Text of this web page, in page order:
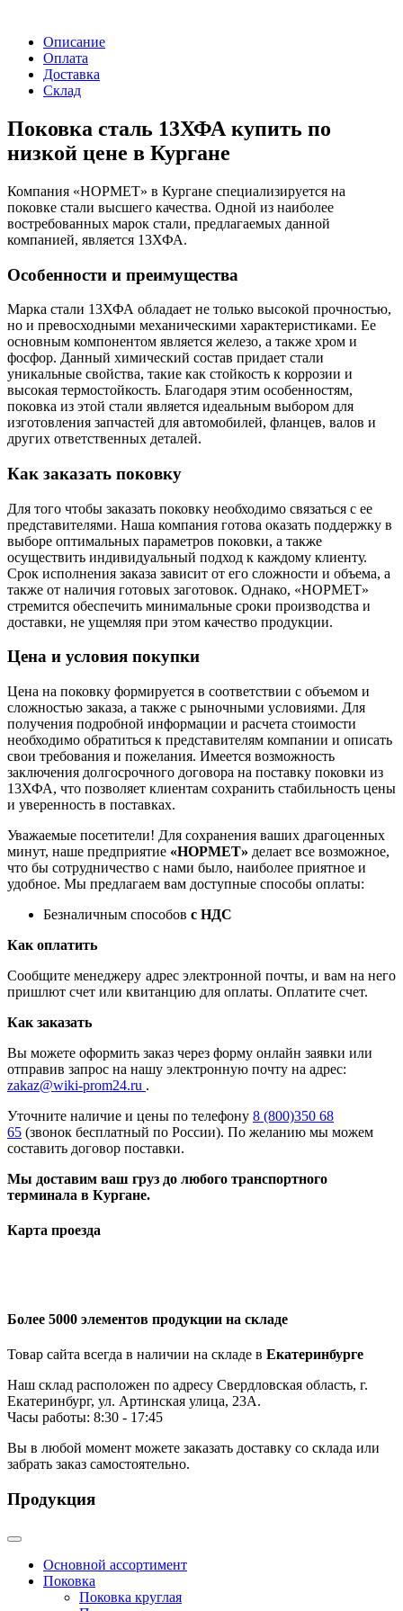
Описание
Оплата
Доставка
Склад
Поковка сталь 13ХФА купить по
низкой цене в Кургане
Компания «НОРМЕТ» в Кургане специализируется на
поковке стали высшего качества. Одной из наиболее
востребованных марок стали, предлагаемых данной
компанией, является 13ХФА.
Особенности и преимущества
Марка стали 13ХФА обладает не только высокой прочностью,
но и превосходными механическими характеристиками. Ее
основным компонентом является железо, а также хром и
фосфор. Данный химический состав придает стали
уникальные свойства, такие как стойкость к коррозии и
высокая термостойкость. Благодаря этим особенностям,
поковка из этой стали является идеальным выбором для
изготовления запчастей для автомобилей, фланцев, валов и
других ответственных деталей.
Как заказать поковку
Для того чтобы заказать поковку необходимо связаться с ее
представителями. Наша компания готова оказать поддержку в
выборе оптимальных параметров поковки, а также
осуществить индивидуальный подход к каждому клиенту.
Срок исполнения заказа зависит от его сложности и объема, а
также от наличия готовых заготовок. Однако, «НОРМЕТ»
стремится обеспечить минимальные сроки производства и
доставки, не ущемляя при этом качество продукции.
Цена и условия покупки
Цена на поковку формируется в соответствии с объемом и
сложностью заказа, а также с рыночными условиями. Для
получения подробной информации и расчета стоимости
необходимо обратиться к представителям компании и описать
свои требования и пожелания. Имеется возможность
заключения долгосрочного договора на поставку поковки из
13ХФА, что позволяет клиентам сохранить стабильность цены
и уверенность в поставках.
Уважаемые посетители! Для сохранения ваших драгоценных
минут, наше предприятие «НОРМЕТ» делает все возможное,
что бы сотрудничество с нами было, наиболее приятное и
удобное. Мы предлагаем вам доступные способы оплаты:
Безналичным способов с НДС
Как оплатить
Сообщите менеджеру адрес электронной почты, и вам на него
пришлют счет или квитанцию для оплаты. Оплатите счет.
Как заказать
Вы можете оформить заказ через форму онлайн заявки или
отправив запрос на нашу электронную почту на адрес:
zakaz@wiki-prom24.ru .
Уточните наличие и цены по телефону 8 (800)350 68
65 (звонок бесплатный по России). По желанию мы можем
составить договор поставки.
Мы доставим ваш груз до любого транспортного
терминала в Кургане.
Карта проезда
Более 5000 элементов продукции на складе
Товар сайта всегда в наличии на складе в Екатеринбурге
Наш склад расположен по адресу Свердловская область, г.
Екатеринбург, ул. Артинская улица, 23А.
Часы работы: 8:30 - 17:45
Вы в любой момент можете заказать доставку со склада или
забрать заказ самостоятельно.
Продукция
Основной ассортимент
Поковка
Поковка круглая